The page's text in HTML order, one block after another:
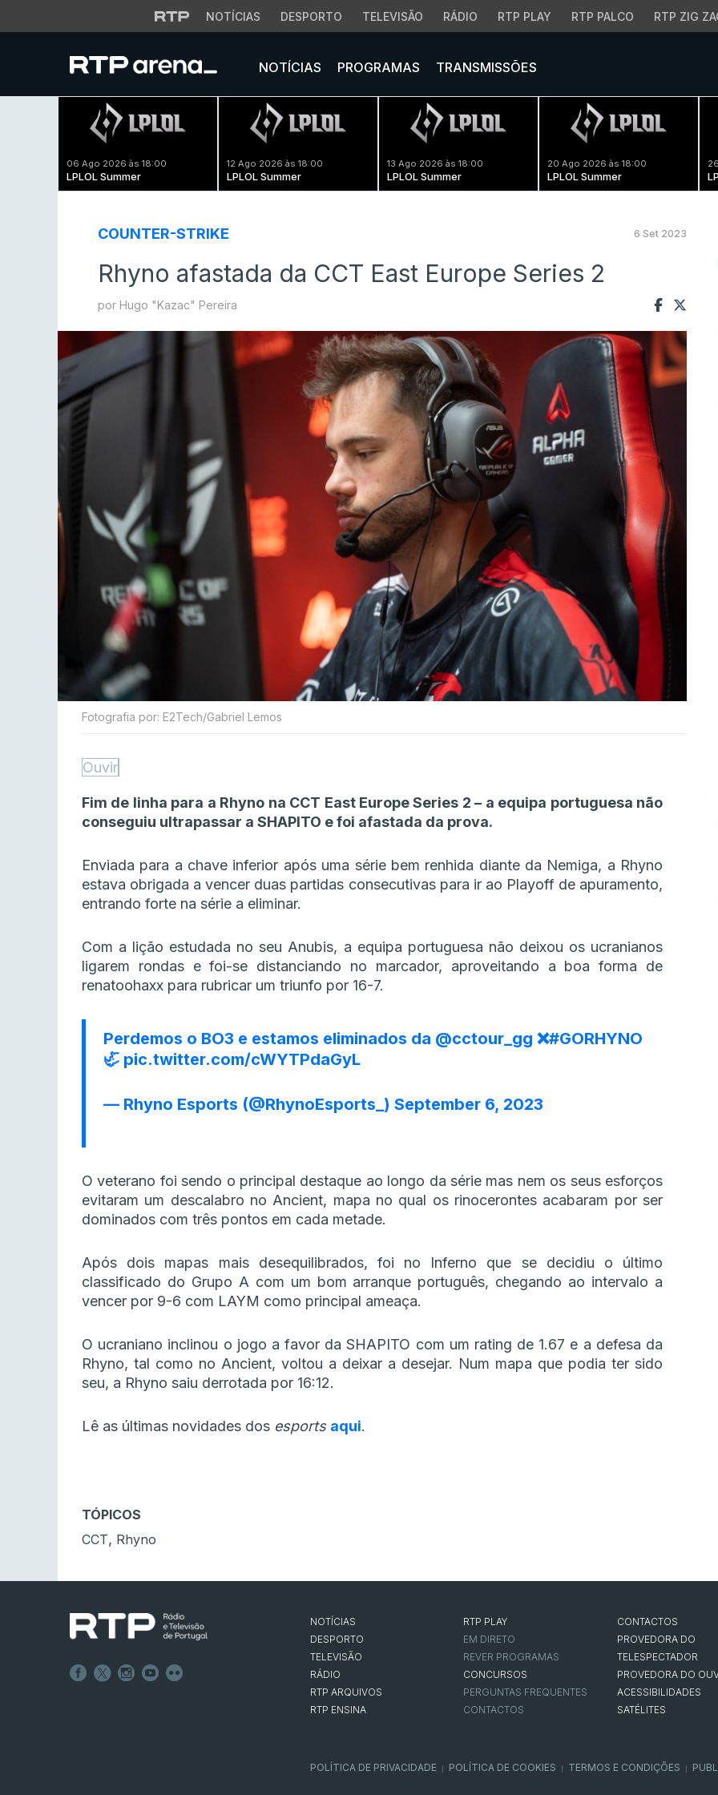
NOTÍCIAS DESPORTO TELEVISÃO RÁDIO RTP PLAY RTP PALCO RTP ZIG
NOTÍCIAS PROGRAMAS TRANSMISSÕES
06 Ago 2026 às 18:00
LPLOL Summer
12 Ago 2026 às 18:00
LPLOL Summer
13 Ago 2026 às 18:00
LPLOL Summer
20 Ago 2026 às 18:00
LPLOL Summer
COUNTER-STRIKE 6 Set 2023
Rhyno afastada da CCT East Europe Series 2
por Hugo "Kazac" Pereira
Fotografia por: E2Tech/Gabriel Lemos
Ouvir
Fim de linha para a Rhyno na CCT East Europe Series 2 – a equipa portuguesa não
conseguiu ultrapassar a SHAPITO e foi afastada da prova.
Enviada para a chave inferior após uma série bem renhida diante da Nemiga, a Rhyno
estava obrigada a vencer duas partidas consecutivas para ir ao Playoff de apuramento,
entrando forte na série a eliminar.
Com a lição estudada no seu Anubis, a equipa portuguesa não deixou os ucranianos
ligarem rondas e foi-se distanciando no marcador, aproveitando a boa forma de
renatoohaxx para rubricar um triunfo por 16-7.
Perdemos o BO3 e estamos eliminados da @cctour_gg ❌#GORHYNO
🦏 pic.twitter.com/cWYTPdaGyL
— Rhyno Esports (@RhynoEsports_) September 6, 2023
O veterano foi sendo o principal destaque ao longo da série mas nem os seus esforços
evitaram um descalabro no Ancient, mapa no qual os rinocerontes acabaram por ser
dominados com três pontos em cada metade.
Após dois mapas mais desequilibrados, foi no Inferno que se decidiu o último
classificado do Grupo A com um bom arranque português, chegando ao intervalo a
vencer por 9-6 com LAYM como principal ameaça.
O ucraniano inclinou o jogo a favor da SHAPITO com um rating de 1.67 e a defesa da
Rhyno, tal como no Ancient, voltou a deixar a desejar. Num mapa que podia ter sido
seu, a Rhyno saiu derrotada por 16:12.
Lê as últimas novidades dos esports aqui.
TÓPICOS
CCT, Rhyno
NOTÍCIAS
DESPORTO
TELEVISÃO
RÁDIO
RTP ARQUIVOS
RTP ENSINA
RTP PLAY
EM DIRETO
REVER PROGRAMAS
CONCURSOS
PERGUNTAS FREQUENTES
CONTACTOS
CONTACTOS
PROVEDORA DO
TELESPECTADOR
PROVEDORA DO
ACESSIBILIDADES
SATÉLITES
POLÍTICA DE PRIVACIDADE POLÍTICA DE COOKIES TERMOS E CONDIÇÕES